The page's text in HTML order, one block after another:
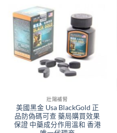
variants.
The
options
may
be
chosen
product
page
壯陽補腎
美國黑金 Usa BlackGold 正
品防偽碼可查 藥局購買效果
保證 中藥成分作用溫和 香港